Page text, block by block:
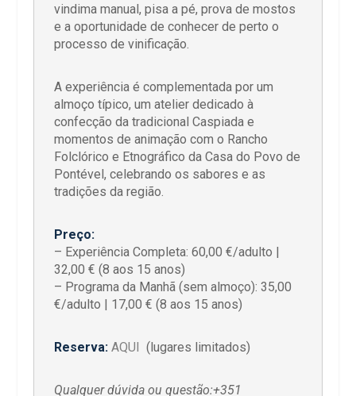
vindima manual, pisa a pé, prova de mostos
e a oportunidade de conhecer de perto o
processo de vinificação.
A experiência é complementada por um
almoço típico, um atelier dedicado à
confecção da tradicional Caspiada e
momentos de animação com o Rancho
Folclórico e Etnográfico da Casa do Povo de
Pontével, celebrando os sabores e as
tradições da região.
Preço:
– Experiência Completa: 60,00 €/adulto |
32,00 € (8 aos 15 anos)
– Programa da Manhã (sem almoço): 35,00
€/adulto | 17,00 € (8 aos 15 anos)
Reserva: AQUI (lugares limitados)
Qualquer dúvida ou questão:+351